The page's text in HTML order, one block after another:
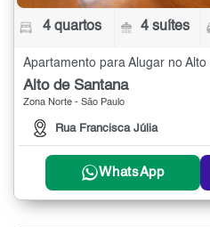
4 quartos 4 suítes
Alto de Santana
Zona Norte - São Paulo
Rua Francisca Júlia
WhatsApp